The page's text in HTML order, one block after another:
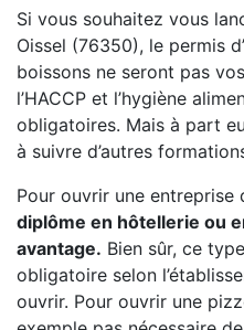
Si vous souhaitez vous
Oissel (76350), le permis
boissons ne seront pas
l’HACCP et l’hygiène
obligatoires. Mais à part
à suivre d’autres
Pour ouvrir une entreprise
diplôme en hôtellerie ou
avantage. Bien sûr, ce
obligatoire selon
ouvrir. Pour ouvrir une